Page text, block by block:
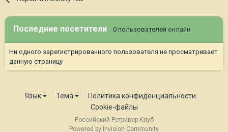
Последние посетители 0 пользователей онлайн
Ни одного зарегистрированного пользователя не просматривает
данную страницу
Язык Тема
Политика конфиденциальности
Cookie-файлы
Российский Ретривер Клуб
Powered by Invision Community